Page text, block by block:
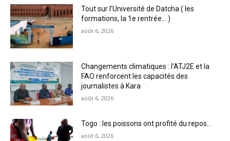
Tout sur l’Université de Datcha ( les
formations, la 1e rentrée… )
août 6, 2026
Changements climatiques : l’ATJ2E et la
FAO renforcent les capacités des
journalistes à Kara
août 6, 2026
Togo : les poissons ont profité du repos…
août 6, 2026